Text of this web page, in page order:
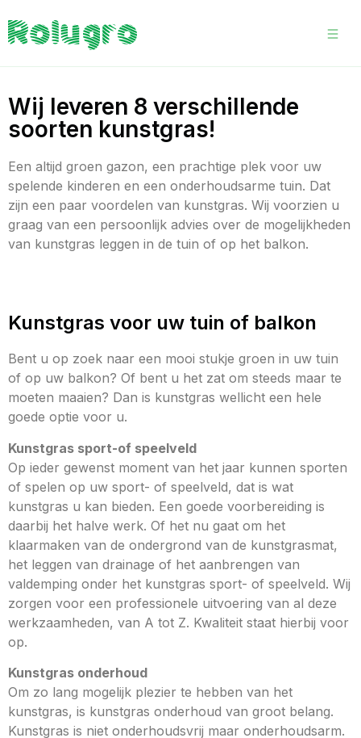
Wij leveren 8 verschillende
soorten kunstgras!
Een altijd groen gazon, een prachtige plek voor uw
spelende kinderen en een onderhoudsarme tuin. Dat
zijn een paar voordelen van kunstgras. Wij voorzien u
graag van een persoonlijk advies over de mogelijkheden
van kunstgras leggen in de tuin of op het balkon.
Kunstgras voor uw tuin of balkon
Bent u op zoek naar een mooi stukje groen in uw tuin
of op uw balkon? Of bent u het zat om steeds maar te
moeten maaien? Dan is kunstgras wellicht een hele
goede optie voor u.
Kunstgras sport-of speelveld
Op ieder gewenst moment van het jaar kunnen sporten
of spelen op uw sport- of speelveld, dat is wat
kunstgras u kan bieden. Een goede voorbereiding is
daarbij het halve werk. Of het nu gaat om het
klaarmaken van de ondergrond van de kunstgrasmat,
het leggen van drainage of het aanbrengen van
valdemping onder het kunstgras sport- of speelveld. Wij
zorgen voor een professionele uitvoering van al deze
werkzaamheden, van A tot Z. Kwaliteit staat hierbij voor
op.
Kunstgras onderhoud
Om zo lang mogelijk plezier te hebben van het
kunstgras, is kunstgras onderhoud van groot belang.
Kunstgras is niet onderhoudsvrij maar onderhoudsarm.